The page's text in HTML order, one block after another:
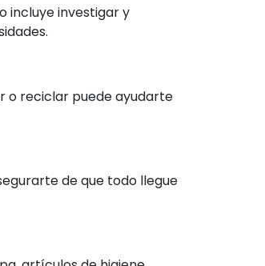
incluye investigar y
o reciclar puede ayudarte
de que todo llegue